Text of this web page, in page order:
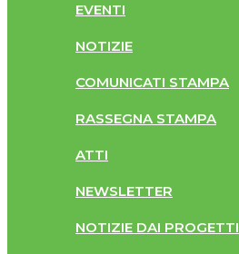
EVENTI
NOTIZIE
COMUNICATI STAMPA
RASSEGNA STAMPA
ATTI
NEWSLETTER
NOTIZIE DAI PROGETTI